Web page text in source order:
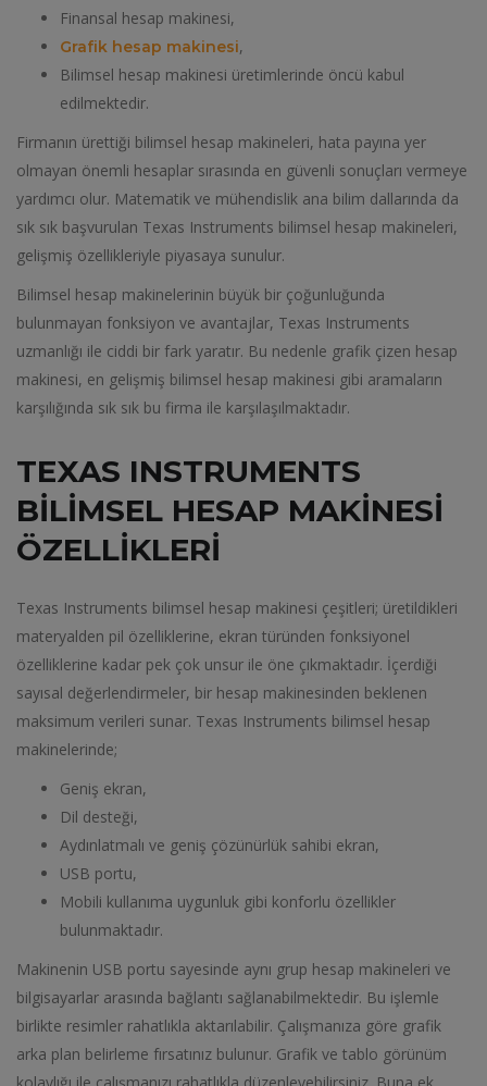
Finansal hesap makinesi,
Grafik hesap makinesi,
Bilimsel hesap makinesi üretimlerinde öncü kabul
edilmektedir.
Firmanın ürettiği bilimsel hesap makineleri, hata payına yer
olmayan önemli hesaplar sırasında en güvenli sonuçları vermeye
yardımcı olur. Matematik ve mühendislik ana bilim dallarında da
sık sık başvurulan Texas Instruments bilimsel hesap makineleri,
gelişmiş özellikleriyle piyasaya sunulur.
Bilimsel hesap makinelerinin büyük bir çoğunluğunda
bulunmayan fonksiyon ve avantajlar, Texas Instruments
uzmanlığı ile ciddi bir fark yaratır. Bu nedenle grafik çizen hesap
makinesi, en gelişmiş bilimsel hesap makinesi gibi aramaların
karşılığında sık sık bu firma ile karşılaşılmaktadır.
TEXAS INSTRUMENTS
BILIMSEL HESAP MAKINESI
ÖZELLIKLERI
Texas Instruments bilimsel hesap makinesi çeşitleri; üretildikleri
materyalden pil özelliklerine, ekran türünden fonksiyonel
özelliklerine kadar pek çok unsur ile öne çıkmaktadır. İçerdiği
sayısal değerlendirmeler, bir hesap makinesinden beklenen
maksimum verileri sunar. Texas Instruments bilimsel hesap
makinelerinde;
Geniş ekran,
Dil desteği,
Aydınlatmalı ve geniş çözünürlük sahibi ekran,
USB portu,
Mobili kullanıma uygunluk gibi konforlu özellikler
bulunmaktadır.
Makinenin USB portu sayesinde aynı grup hesap makineleri ve
bilgisayarlar arasında bağlantı sağlanabilmektedir. Bu işlemle
birlikte resimler rahatlıkla aktarılabilir. Çalışmanıza göre grafik
arka plan belirleme fırsatınız bulunur. Grafik ve tablo görünüm